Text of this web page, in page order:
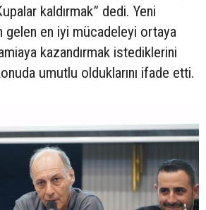
kaldırmak” dedi. Yeni
gelen en iyi mücadeleyi ortaya
kazandırmak istediklerini
umutlu olduklarını ifade etti.